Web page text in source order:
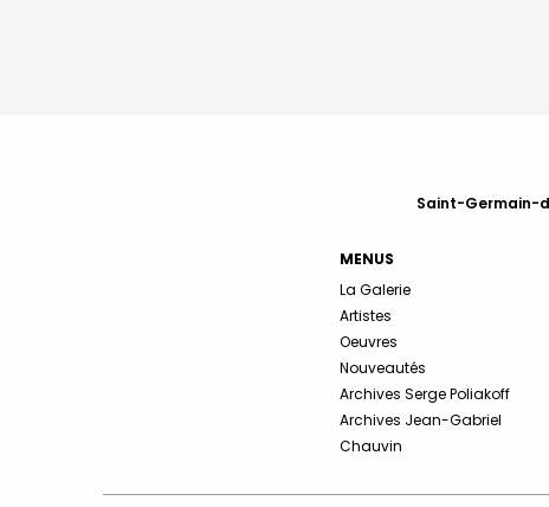
Saint-Germain-
MENUS
La Galerie
Artistes
Oeuvres
Nouveautés
Archives Serge Poliakoff
Archives Jean-Gabriel
Chauvin